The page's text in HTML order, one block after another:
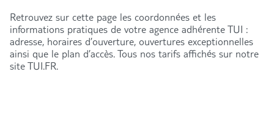
Retrouvez sur cette page les coordonnées et les
informations pratiques de votre agence adhérente TUI :
adresse, horaires d’ouverture, ouvertures exceptionnelles
ainsi que le plan d’accès. Tous nos tarifs affichés sur notre
site TUI.FR.